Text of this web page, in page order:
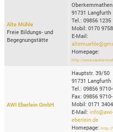
Alte Mühle
Freie Bildungs- und
Begegnungstätte
91731 Langfurth
Tel.: 09856 1235
Mobil: 0170
E-Mail:
Homepage:
http://
AWI Eberlein GmbH
Hauptstr. 39/50
91731 Langfurth
Tel.: 09856
Fax: 09856
Mobil: 0171
E-Mail:info@awi-
eberlein.de
Homepage:http://